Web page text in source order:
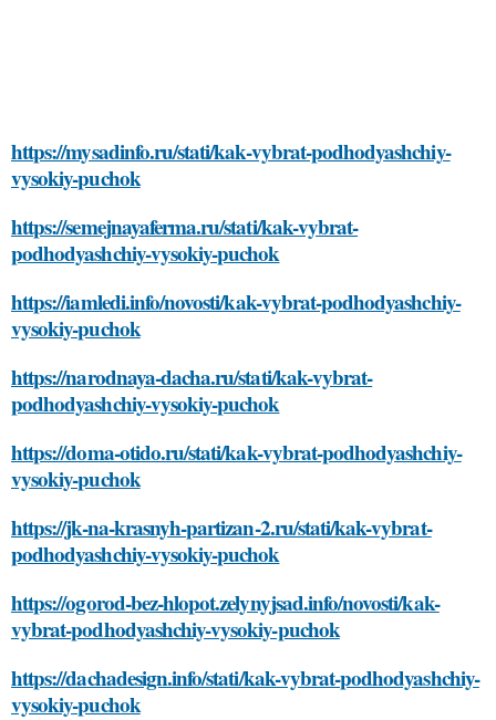
https://mysadinfo.ru/stati/kak-vybrat-podhodyashchiy-
vysokiy-puchok
https://semejnayaferma.ru/stati/kak-vybrat-
podhodyashchiy-vysokiy-puchok
https://iamledi.info/novosti/kak-vybrat-podhodyashchiy-
vysokiy-puchok
https://narodnaya-dacha.ru/stati/kak-vybrat-
podhodyashchiy-vysokiy-puchok
https://doma-otido.ru/stati/kak-vybrat-podhodyashchiy-
vysokiy-puchok
https://jk-na-krasnyh-partizan-2.ru/stati/kak-vybrat-
podhodyashchiy-vysokiy-puchok
https://ogorod-bez-hlopot.zelynyjsad.info/novosti/kak-
vybrat-podhodyashchiy-vysokiy-puchok
https://dachadesign.info/stati/kak-vybrat-podhodyashchiy-
vysokiy-puchok